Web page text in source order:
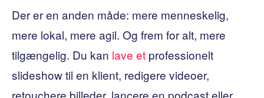
Der er en anden måde: mere menneskelig,
mere lokal, mere agil. Og frem for alt, mere
tilgængelig. Du kan lave et professionelt
slideshow til en klient, redigere videoer,
retouchere billeder, lancere en podcast eller